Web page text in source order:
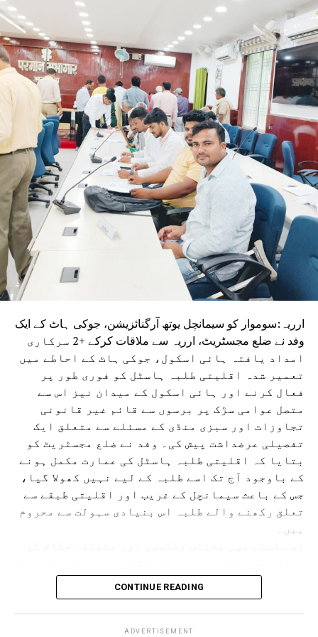
نتائج نے ریاست کی قیادت میں تبدیلی کے لیے عوام
کی خواہش کو واضح کر دیا ہے۔
انہوں نے بانکی پور ضمنی انتخاب میں جیت کی طرف بڑھتے
ہوئے گنتی مرکز کے باہر نامہ نگاروں سے بات چیت کرتے ہوئے
کہا کہ عوام نے نیشنل ڈیموکریٹک الائنس (این ڈی اے) کو 202
ایم ایل ایز کا مینڈیٹ دیا تھا۔ انہوں نے کہا کہ اب بی جے پی کی
ذمہ داری ہے کہ وہ بہار کی قیادت کسی ایسے شخص کے
سپرد کرے جس کا عکس بے داغ ہو اور جو تعلیم، روزگار اور گڈ
گورننس کو یقینی بنانے کے ساتھ ساتھ ہجرت (مائگریشن) کو
روک سکے۔
مسٹر کشور نے کہا کہ بہار کو ایک ایسے اچھے اور اہل وزیر
اعلیٰ کی ضرورت ہے جو معیاری تعلیم فراہم کرے، روزگار کے
مواقع پیدا کرے اور بہاریوں کے وقار کو بحال کرے۔انہوں نے
کسی متبادل لیڈر کا نام لیے بغیر کہا کہ ان کی مخالفت کسی
فرد یا پارٹی سے نہیں بلکہ’’کمزور قیادت‘‘سے ہے۔ وزیر اعلیٰ
مسٹر چودھری کا نام لیے بغیر ان کی طرف اشارہ کرتے ہوئے
انہوں نے الزام لگایا کہ ان سے لوگ اچھی طرح واقف ہیں اور
گا۔
ارریہ:سوموار کو سیمانچل یوتھ آرگنائزیشن، جوکی ہاٹ کے ایک
وفد نے ضلع مجسٹریٹ، ارریہ سے ملاقات کرکے +2 سرکاری
امداد یافتہ ہائی اسکول، جوکی ہاٹ کے احاطے میں
تعمیر شدہ اقلیتی طلبہ ہاسٹل کو فوری طور پر
فعال کرنے اور ہائی اسکول کے میدان نیز اس سے
متصل عوامی سڑک پر برسوں سے قائم غیر قانونی
تجاوزات اور سبزی منڈی کے مسئلے سے متعلق ایک
تفصیلی عرضداشت پیش کی۔ وفد نے ضلع مجسٹریٹ کو
بتایا کہ اقلیتی طلبہ ہاسٹل کی عمارت مکمل ہونے
کے باوجود آج تک اسے طلبہ کے لیے نہیں کھولا گیا،
جس کے باعث سیمانچل کے غریب اور اقلیتی طبقے سے
تعلق رکھنے والے طلبہ اس بنیادی سہولت سے محروم
ہیں۔
کی تفصیلات بھی ضلع مجسٹریٹ کے سامنے پیش کی
گئیں۔ اس موقع پر وفد نے جوکی ہاٹ ہائی اسکول کے
میدان اور اس سے گزرنے والی عوامی سڑک پر قائم
غیر قانونی سبزی منڈی اور تجاوزات کا معاملہ
CONTINUE READING
ADVERTISEMENT